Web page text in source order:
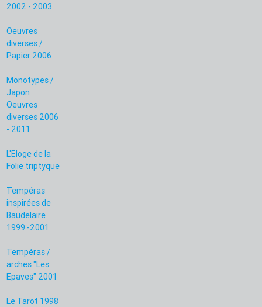
2002 - 2003
Oeuvres
diverses /
Papier 2006
Monotypes /
Japon
Oeuvres
diverses 2006
- 2011
L'Eloge de la
Folie triptyque
Tempéras
inspirées de
Baudelaire
1999 -2001
Tempéras /
arches "Les
Epaves" 2001
Le Tarot 1998